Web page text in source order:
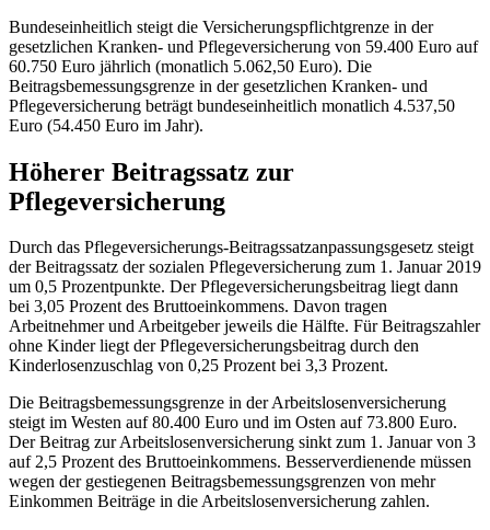
Bundeseinheitlich steigt die Versicherungspflichtgrenze in der
gesetzlichen Kranken- und Pflegeversicherung von 59.400 Euro auf
60.750 Euro jährlich (monatlich 5.062,50 Euro). Die
Beitragsbemessungsgrenze in der gesetzlichen Kranken- und
Pflegeversicherung beträgt bundeseinheitlich monatlich 4.537,50
Euro (54.450 Euro im Jahr).
Höherer Beitragssatz zur
Pflegeversicherung
Durch das Pflegeversicherungs-Beitragssatzanpassungsgesetz steigt
der Beitragssatz der sozialen Pflegeversicherung zum 1. Januar 2019
um 0,5 Prozentpunkte. Der Pflegeversicherungsbeitrag liegt dann
bei 3,05 Prozent des Bruttoeinkommens. Davon tragen
Arbeitnehmer und Arbeitgeber jeweils die Hälfte. Für Beitragszahler
ohne Kinder liegt der Pflegeversicherungsbeitrag durch den
Kinderlosenzuschlag von 0,25 Prozent bei 3,3 Prozent.
Die Beitragsbemessungsgrenze in der Arbeitslosenversicherung
steigt im Westen auf 80.400 Euro und im Osten auf 73.800 Euro.
Der Beitrag zur Arbeitslosenversicherung sinkt zum 1. Januar von 3
auf 2,5 Prozent des Bruttoeinkommens. Besserverdienende müssen
wegen der gestiegenen Beitragsbemessungsgrenzen von mehr
Einkommen Beiträge in die Arbeitslosenversicherung zahlen.